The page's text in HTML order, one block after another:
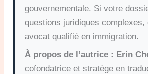
gouvernementale. Si votre
questions juridiques complexes,
avocat qualifié en immigration.
À propos de l’autrice : Erin
cofondatrice et stratège en